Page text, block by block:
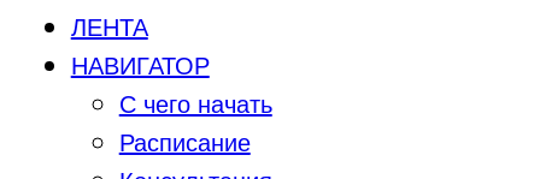
ЛЕНТА
НАВИГАТОР
С чего начать
Расписание